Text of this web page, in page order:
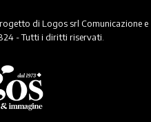
di Logos srl Comunicazione e
- Tutti i diritti riservati.